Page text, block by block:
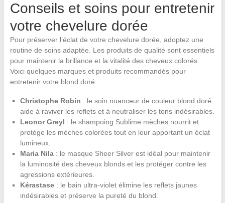
Conseils et soins pour entretenir
votre chevelure dorée
Pour préserver l’éclat de votre chevelure dorée, adoptez une
routine de soins adaptée. Les produits de qualité sont essentiels
pour maintenir la brillance et la vitalité des cheveux colorés.
Voici quelques marques et produits recommandés pour
entretenir votre blond doré :
Christophe Robin : le soin nuanceur de couleur blond doré
aide à raviver les reflets et à neutraliser les tons indésirables.
Leonor Greyl : le shampoing Sublime mèches nourrit et
protège les mèches colorées tout en leur apportant un éclat
lumineux.
Maria Nila: le masque Sheer Silver est idéal pour maintenir
la luminosité des cheveux blonds et les protéger contre les
agressions extérieures.
Kérastase: le bain ultra-violet élimine les reflets jaunes
indésirables et préserve la pureté du blond.